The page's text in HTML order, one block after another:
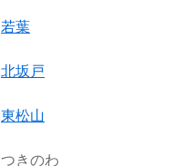
若葉
北坂戸
東松山
つきのわ